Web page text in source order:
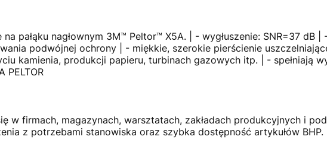
pałąku nagłownym 3M™ Peltor™ X5A. | - wygłuszenie: SNR=37 dB
podwójnej ochrony | - miękkie, szerokie pierścienie
kamienia, produkcji papieru, turbinach gazowych itp. | - spełniają
PELTOR
w firmach, magazynach, warsztatach, zakładach produkcyjnych i
z potrzebami stanowiska oraz szybka dostępność artykułów BHP.